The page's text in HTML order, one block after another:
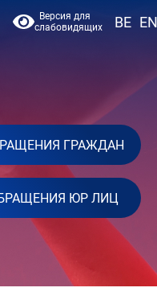
Версия для
слабовидящих
BE EN
ГРАЖДАН
ЮР ЛИЦ